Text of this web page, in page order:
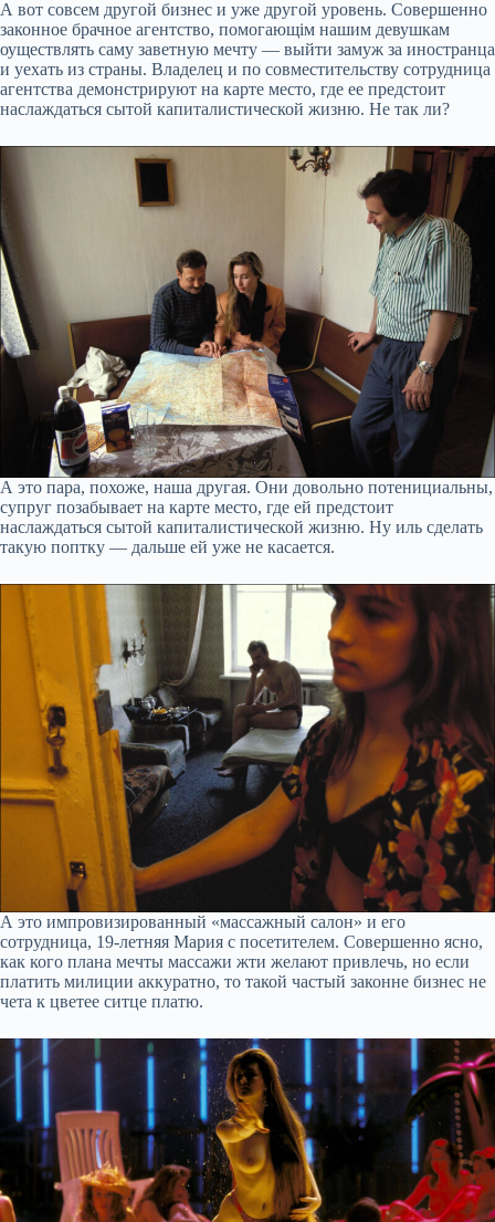
А вот совсем другой бизнес и уже другой уровень. Совершенно
законное брачное агентство, помогающім нашим девушкам
оуществлять саму заветную мечту — выйти замуж за иностранца
и уехать из страны. Владелец и по совместительству сотрудница
агентства демонстрируют на карте место, где ее предстоит
наслаждаться сытой капиталистической жизню. Не так ли?
А это пара, похоже, наша другая. Они довольно потенициальны,
супруг позабывает на карте место, где ей предстоит
наслаждаться сытой капиталистической жизню. Ну иль сделать
такую поптку — дальше ей уже не касается.
А это импровизированный «массажный салон» и его
сотрудница, 19-летняя Мария с посетителем. Совершенно ясно,
как кого плана мечты массажи жти желают привлечь, но если
платить милиции аккуратно, то такой частый законне бизнес не
чета к цветее ситце платю.